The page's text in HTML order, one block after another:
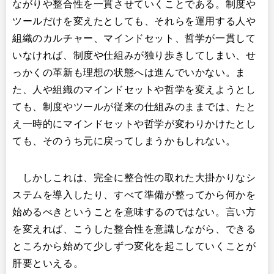
ながりや整合性を一貫させていくことである。制度や
ツールだけを変えたとしても、それらを運用する人や
組織のカルチャー、マインドセット、哲学が一貫して
いなければ、制度や仕組みが独り歩きしてしまい、せ
っかくの革新も理想の状態へは進んでいかない。ま
た、人や組織のマインドセットや哲学を変えようとし
ても、制度やツールが従来の仕組みのままでは、たと
え一時的にマインドセットや哲学が変わりかけたとし
ても、そのうち元に戻ってしまうかもしれない。​
しかしこれは、完全に整合性の取れた大掛かりなシ
ステムを導入したり、すべて準備が整ってから何かを
始めるべきということを意味するのではない。言い方
を変えれば、こうした整合性を意識しながら、できる
ところから始めて少しずつ変化を起こしていくことが
肝要といえる。